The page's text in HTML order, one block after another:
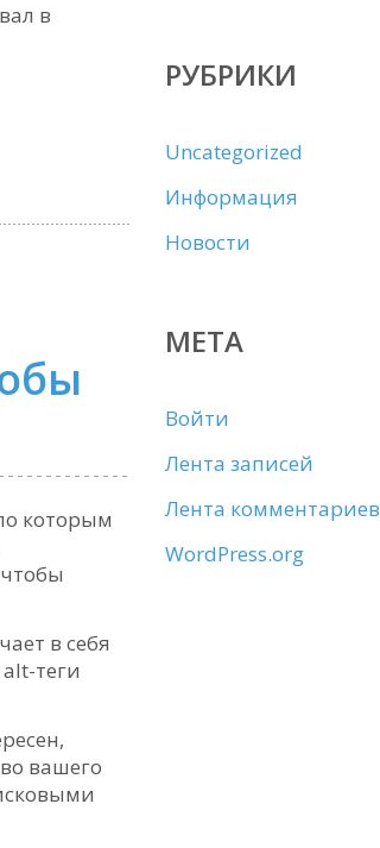
в
которым
в себя
теги
вашего
РУБРИКИ
Uncategorized
Информация
Новости
МЕТА
Войти
Лента записей
Лента комментариев
WordPress.org